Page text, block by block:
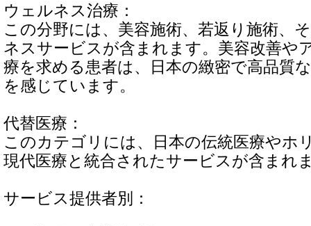
ウェルネス治療：
この分野には、美容施術、若返り施術、
ネスサービスが含まれます。美容改善や
療を求める患者は、日本の緻密で高品質
を感じています。
代替医療：
このカテゴリには、日本の伝統医療やホ
現代医療と統合されたサービスが含まれ
サービス提供者別：